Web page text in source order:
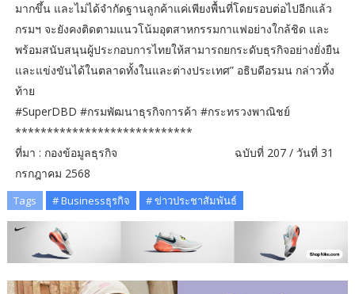
มากขึ้น และไม่ได้จำกัดฐานลูกค้าแค่เพียงพื้นที่โดยรอบต่อไปอีกแล้ว
กรมฯ จะยังคงติดตามแนวโน้มอุตสาหกรรมกาแฟอย่างใกล้ชิด และ
พร้อมสนับสนุนผู้ประกอบการไทยให้สามารถยกระดับธุรกิจอย่างยั่งยืน
และแข่งขันได้ในตลาดทั้งในและต่างประเทศ” อธิบดีอรมน กล่าวทิ้ง
ท้าย
#SuperDBD #กรมพัฒนาธุรกิจการค้า #กระทรวงพาณิชย์
****************************
ที่มา : กองข้อมูลธุรกิจ ฉบับที่ 207 / วันที่ 31
กรกฎาคม 2568
Tags # Businessธุรกิจ # ข่าวประชาสัมพันธ์